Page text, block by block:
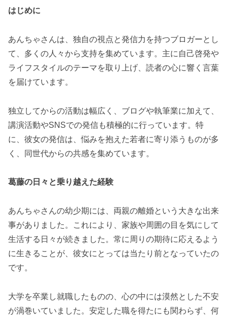
はじめに
あんちゃさんは、独自の視点と発信力を持つブロガーとし
て、多くの人々から支持を集めています。主に自己啓発や
ライフスタイルのテーマを取り上げ、読者の心に響く言葉
を届けています。
独立してからの活動は幅広く、ブログや執筆業に加えて、
講演活動やSNSでの発信も積極的に行っています。特
に、彼女の発信は、悩みを抱えた若者に寄り添うものが多
く、同世代からの共感を集めています。
葛藤の日々と乗り越えた経験
あんちゃさんの幼少期には、両親の離婚という大きな出来
事がありました。これにより、家族や周囲の目を気にして
生活する日々が続きました。常に周りの期待に応えるよう
に生きることが、彼女にとっては当たり前となっていたの
です。
大学を卒業し就職したものの、心の中には漠然とした不安
が渦巻いていました。安定した職を得たにも関わらず、何